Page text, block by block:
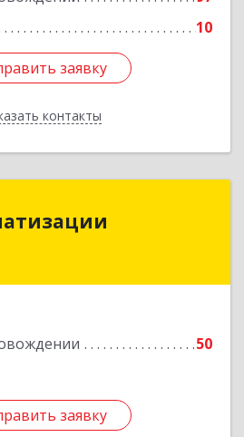
10
заявку
контакты
заявку
Назад
50
заявку
край, Амурск г, Мира пр-
заявку